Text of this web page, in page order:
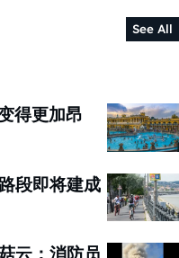
See All
得更加昂
段即将建成
云：消防员